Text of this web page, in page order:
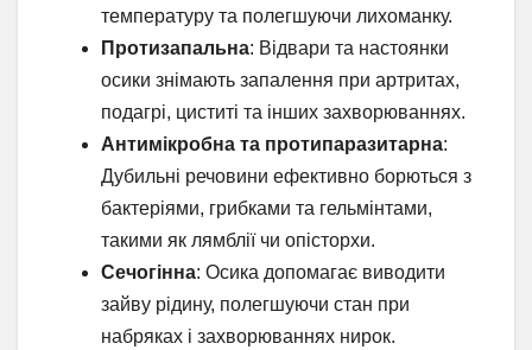
температуру та полегшуючи лихоманку.
Протизапальна: Відвари та настоянки
осики знімають запалення при артритах,
подагрі, циститі та інших захворюваннях.
Антимікробна та протипаразитарна:
Дубильні речовини ефективно борються з
бактеріями, грибками та гельмінтами,
такими як лямблії чи опісторхи.
Сечогінна: Осика допомагає виводити
зайву рідину, полегшуючи стан при
набряках і захворюваннях нирок.